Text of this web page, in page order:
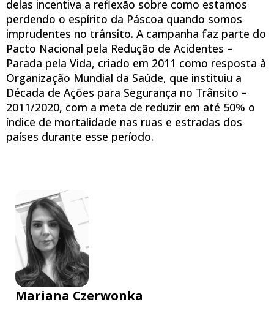
delas incentiva a reflexão sobre como estamos
perdendo o espírito da Páscoa quando somos
imprudentes no trânsito. A campanha faz parte do
Pacto Nacional pela Redução de Acidentes –
Parada pela Vida, criado em 2011 como resposta à
Organização Mundial da Saúde, que instituiu a
Década de Ações para Segurança no Trânsito –
2011/2020, com a meta de reduzir em até 50% o
índice de mortalidade nas ruas e estradas dos
países durante esse período.
Mariana Czerwonka